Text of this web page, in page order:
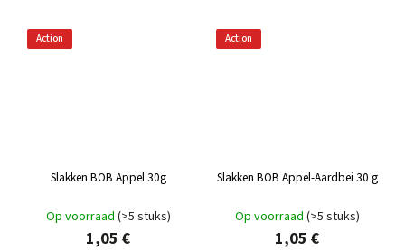
Action
Slakken BOB Appel 30g
Op voorraad (>5 stuks)
1,05 €
Action
Slakken BOB Appel-Aardbei 30 g
Op voorraad (>5 stuks)
1,05 €